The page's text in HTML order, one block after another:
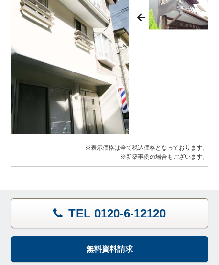
※表示価格は全て税込価格となっております。
※新築事例の場合もございます。
TEL 0120-6-12120
無料資料請求